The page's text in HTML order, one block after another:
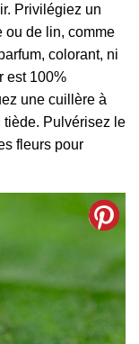
Privilégiez un
ou de lin, comme
colorant, ni
est 100%
une cuillère à
tiède. Pulvérisez le
fleurs pour